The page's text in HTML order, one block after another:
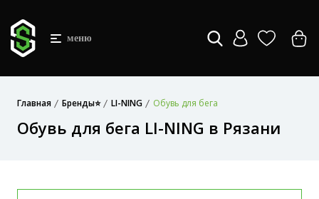
меню
Главная Бренды⭐ LI-NING Обувь для бега
Обувь для бега LI-NING в Рязани